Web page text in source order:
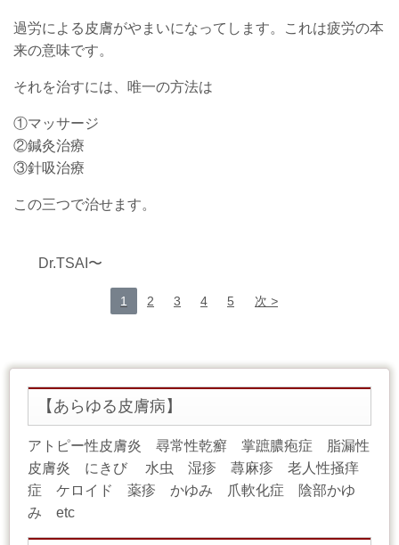
過労による皮膚がやまいになってします。これは疲労の本
来の意味です。
それを治すには、唯一の方法は
①マッサージ
②鍼灸治療
③針吸治療
この三つで治せます。
Dr.TSAI〜
1 2 3 4 5 次
【あらゆる皮膚病】
アトピー性皮膚炎 尋常性乾癬 掌蹠膿疱症 脂漏性
皮膚炎 にきび 水虫 湿疹 蕁麻疹 老人性掻痒
症 ケロイド 薬疹 かゆみ 爪軟化症 陰部かゆ
み etc